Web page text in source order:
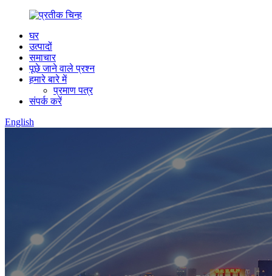
घर
उत्पादों
समाचार
पूछे जाने वाले प्रश्न
हमारे बारे में
प्रमाण पत्र
संपर्क करें
English